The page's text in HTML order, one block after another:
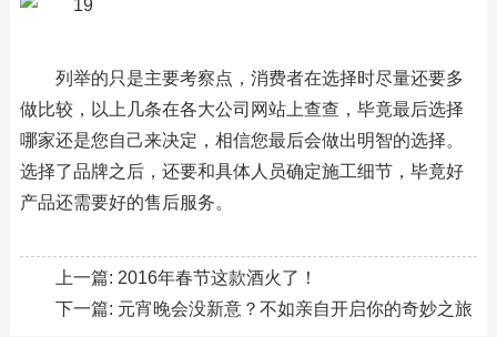
列举的只是主要考察点，消费者在选择时尽量还要多
做比较，以上几条在各大公司网站上查查，毕竟最后选择
哪家还是您自己来决定，相信您最后会做出明智的选择。
选择了品牌之后，还要和具体人员确定施工细节，毕竟好
产品还需要好的售后服务。
上一篇: 2016年春节这款酒火了！
下一篇: 元宵晚会没新意？不如亲自开启你的奇妙之旅